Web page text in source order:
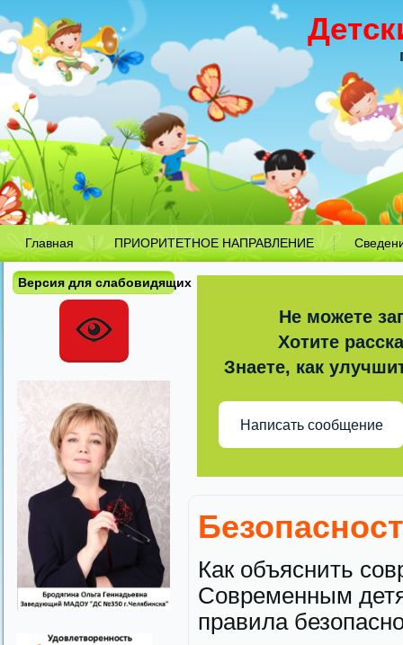
Главная ПРИОРИТЕТНОЕ НАПРАВЛЕНИЕ
Версия для слабовидящих
Не можете
Хотите
Знаете, как
Написать сообщение
Как объяснить
Современным
правила